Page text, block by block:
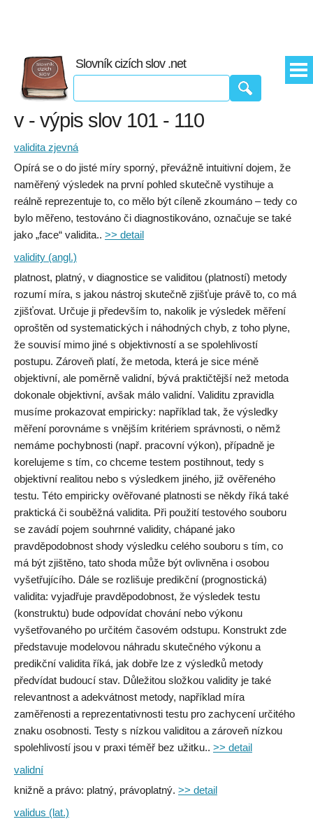
Slovník cizích slov .net
v - výpis slov 101 - 110
validita zjevná
Opírá se o do jisté míry sporný, převážně intuitivní dojem, že
naměřený výsledek na první pohled skutečně vystihuje a
reálně reprezentuje to, co mělo být cíleně zkoumáno – tedy co
bylo měřeno, testováno či diagnostikováno, označuje se také
jako „face“ validita.. >> detail
validity (angl.)
platnost, platný, v diagnostice se validitou (platností) metody
rozumí míra, s jakou nástroj skutečně zjišťuje právě to, co má
zjišťovat. Určuje ji především to, nakolik je výsledek měření
oproštěn od systematických i náhodných chyb, z toho plyne,
že souvisí mimo jiné s objektivností a se spolehlivostí
postupu. Zároveň platí, že metoda, která je sice méně
objektivní, ale poměrně validní, bývá praktičtější než metoda
dokonale objektivní, avšak málo validní. Validitu zpravidla
musíme prokazovat empiricky: například tak, že výsledky
měření porovnáme s vnějším kritériem správnosti, o němž
nemáme pochybnosti (např. pracovní výkon), případně je
korelujeme s tím, co chceme testem postihnout, tedy s
objektivní realitou nebo s výsledkem jiného, již ověřeného
testu. Této empiricky ověřované platnosti se někdy říká také
praktická či souběžná validita. Při použití testového souboru
se zavádí pojem souhrnné validity, chápané jako
pravděpodobnost shody výsledku celého souboru s tím, co
má být zjištěno, tato shoda může být ovlivněna i osobou
vyšetřujícího. Dále se rozlišuje predikční (prognostická)
validita: vyjadřuje pravděpodobnost, že výsledek testu
(konstruktu) bude odpovídat chování nebo výkonu
vyšetřovaného po určitém časovém odstupu. Konstrukt zde
představuje modelovou náhradu skutečného výkonu a
predikční validita říká, jak dobře lze z výsledků metody
předvídat budoucí stav. Důležitou složkou validity je také
relevantnost a adekvátnost metody, například míra
zaměřenosti a reprezentativnosti testu pro zachycení určitého
znaku osobnosti. Testy s nízkou validitou a zároveň nízkou
spolehlivostí jsou v praxi téměř bez užitku.. >> detail
validní
knižně a právo: platný, právoplatný. >> detail
validus (lat.)